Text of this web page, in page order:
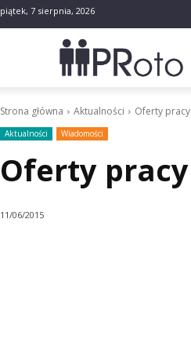
piątek, 7 sierpnia, 2026
Strona główna Aktualności Oferty pracy
Aktualności Wiadomości
Oferty pracy
11/06/2015